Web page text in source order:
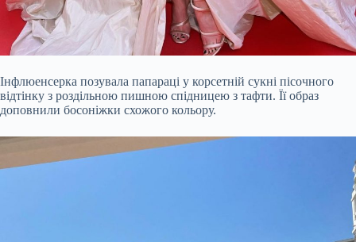
Інфлюенсерка позувала папараці у корсетній сукні пісочного
відтінку з роздільною пишною спідницею з тафти. Її образ
доповнили босоніжки схожого кольору.